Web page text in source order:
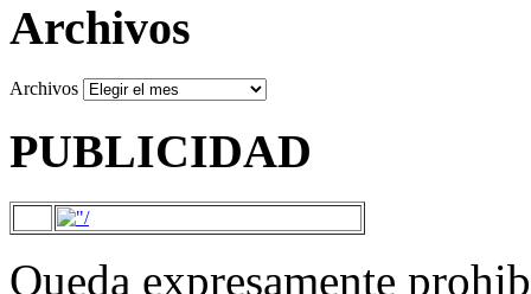
Archivos
Archivos
PUBLICIDAD
Queda expresamente